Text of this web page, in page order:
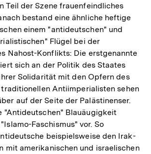
Teil der Szene frauenfeindliches
bestand eine ähnliche heftige
einem "antideutschen" und
Flügel bei der
Nahost-Konflikts: Die erstgenannte
sich an der Politik des Staates
Solidarität mit den Opfern des
traditionellen Antiimperialisten sehen
auf der Seite der Palästinenser.
"Antideutschen" Blauäugigkeit
Faschismus" vor. So
beispielsweise den Irak-
mit amerikanischen und israelischen